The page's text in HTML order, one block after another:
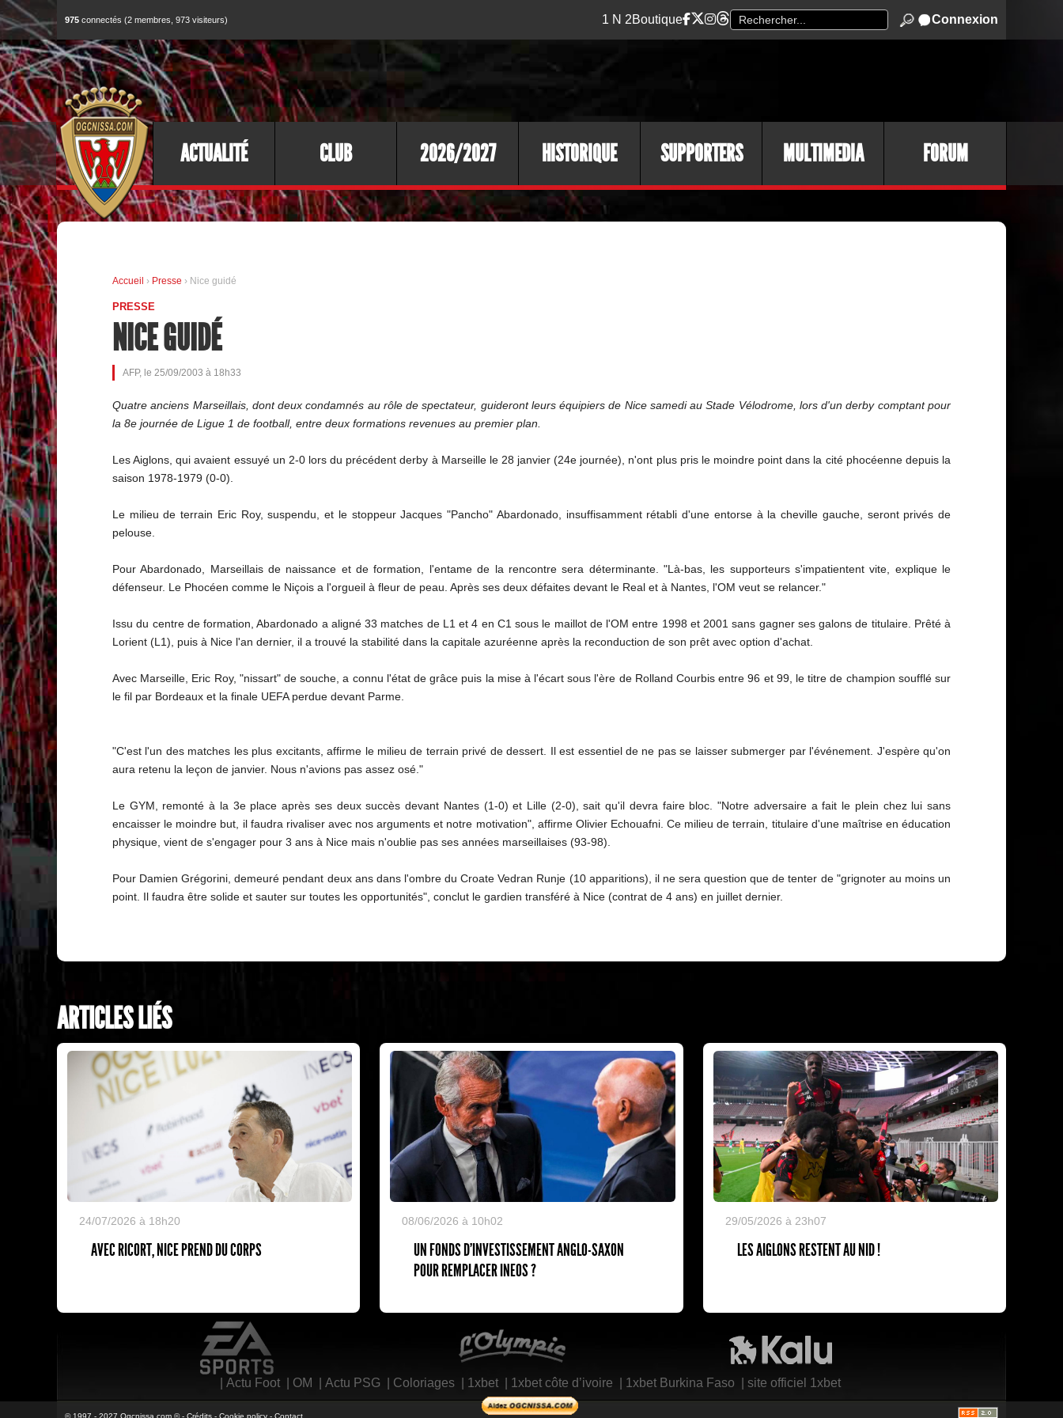
975 connectés (2 membres, 973 visiteurs) 1 N 2Boutique Connexion
ACTUALITÉ CLUB 2026/2027 HISTORIQUE SUPPORTERS MULTIMEDIA FORUM
Accueil › Presse › Nice guidé
PRESSE
NICE GUIDÉ
AFP, le 25/09/2003 à 18h33
Quatre anciens Marseillais, dont deux condamnés au rôle de spectateur, guideront leurs équipiers de Nice samedi au Stade Vélodrome, lors d'un derby comptant pour
la 8e journée de Ligue 1 de football, entre deux formations revenues au premier plan.
Les Aiglons, qui avaient essuyé un 2-0 lors du précédent derby à Marseille le 28 janvier (24e journée), n'ont plus pris le moindre point dans la cité phocéenne depuis la
saison 1978-1979 (0-0).
Le milieu de terrain Eric Roy, suspendu, et le stoppeur Jacques "Pancho" Abardonado, insuffisamment rétabli d'une entorse à la cheville gauche, seront privés de
pelouse.
Pour Abardonado, Marseillais de naissance et de formation, l'entame de la rencontre sera déterminante. "Là-bas, les supporteurs s'impatientent vite, explique le
défenseur. Le Phocéen comme le Niçois a l'orgueil à fleur de peau. Après ses deux défaites devant le Real et à Nantes, l'OM veut se relancer."
Issu du centre de formation, Abardonado a aligné 33 matches de L1 et 4 en C1 sous le maillot de l'OM entre 1998 et 2001 sans gagner ses galons de titulaire. Prêté à
Lorient (L1), puis à Nice l'an dernier, il a trouvé la stabilité dans la capitale azuréenne après la reconduction de son prêt avec option d'achat.
Avec Marseille, Eric Roy, "nissart" de souche, a connu l'état de grâce puis la mise à l'écart sous l'ère de Rolland Courbis entre 96 et 99, le titre de champion soufflé sur
le fil par Bordeaux et la finale UEFA perdue devant Parme.
"C'est l'un des matches les plus excitants, affirme le milieu de terrain privé de dessert. Il est essentiel de ne pas se laisser submerger par l'événement. J'espère qu'on
aura retenu la leçon de janvier. Nous n'avions pas assez osé."
Le GYM, remonté à la 3e place après ses deux succès devant Nantes (1-0) et Lille (2-0), sait qu'il devra faire bloc. "Notre adversaire a fait le plein chez lui sans
encaisser le moindre but, il faudra rivaliser avec nos arguments et notre motivation", affirme Olivier Echouafni. Ce milieu de terrain, titulaire d'une maîtrise en éducation
physique, vient de s'engager pour 3 ans à Nice mais n'oublie pas ses années marseillaises (93-98).
Pour Damien Grégorini, demeuré pendant deux ans dans l'ombre du Croate Vedran Runje (10 apparitions), il ne sera question que de tenter de "grignoter au moins un
point. Il faudra être solide et sauter sur toutes les opportunités", conclut le gardien transféré à Nice (contrat de 4 ans) en juillet dernier.
ARTICLES LIÉS
24/07/2026 à 18h20
AVEC RICORT, NICE PREND DU CORPS
08/06/2026 à 10h02
UN FONDS D'INVESTISSEMENT ANGLO-SAXON
POUR REMPLACER INEOS ?
29/05/2026 à 23h07
LES AIGLONS RESTENT AU NID !
Actu Foot| OM Actu PSG| Coloriages| 1xbet| 1xbet côte d’ivoire 1xbet Burkina Faso site officiel 1xbet
© 1997 - 2027 Ogcnissa.com © - Crédits - Cookie policy - Contact